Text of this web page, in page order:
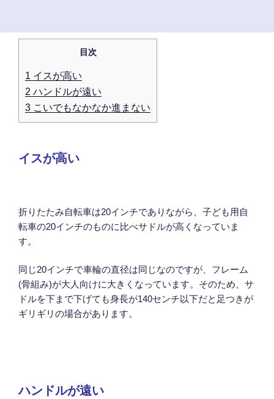
目次
1 イスが高い
2 ハンドルが遠い
3 こいでもなかなか進まない
イスが高い
折りたたみ自転車は20インチでありながら、子ども用自
転車の20インチのものに比べサドルが高くなっていま
す。
同じ20インチで車輪の直径は同じなのですが、フレーム
(骨組み)が大人向けに大きくなっています。そのため、サ
ドルを下まで下げても身長が140センチ以下だと足つきが
ギリギリの場合があります。
ハンドルが遠い